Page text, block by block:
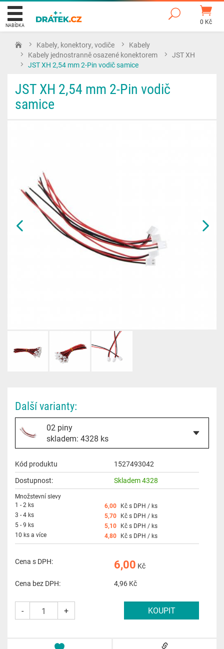
0 Kč
NABÍDKA
Kabely, konektory, vodiče
Kabely
Kabely jednostranně osazené konektorem
JST XH
JST XH 2,54 mm 2-Pin vodič samice
JST XH 2,54 mm 2-Pin vodič
samice
Další varianty:
02 piny
skladem: 4328 ks
Kód produktu
1527493042
Dostupnost:
Skladem 4328
Množstevní slevy
1 - 2 ks
6,00 Kč s DPH / ks
3 - 4 ks
5,70 Kč s DPH / ks
5 - 9 ks
5,10 Kč s DPH / ks
10 ks a více
4,80 Kč s DPH / ks
Cena s DPH: 6,00 Kč
Cena bez DPH:
4,96 Kč
- +